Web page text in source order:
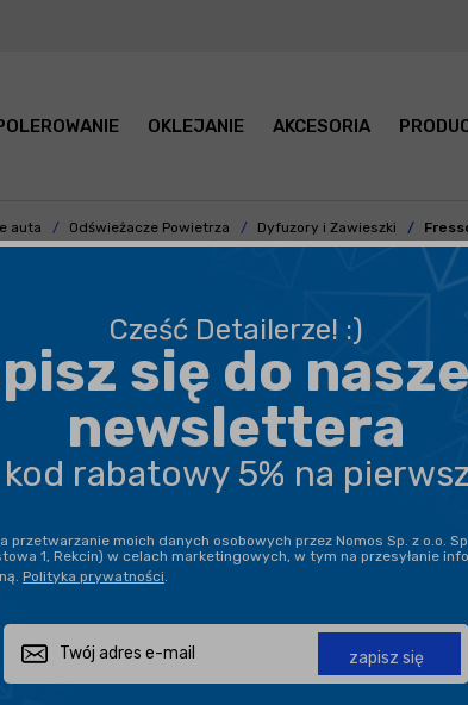
OKLEJANIE AKCESORIA
auta Odświeżacze Powietrza Dyfuzory i Zawieszki
BEZPIECZNA WYSYŁKA
DARMOWA DOSTAWA OD 199,90 ZŁ
PROFESJONALNE DORADZTWO
Zapytaj o produkt
Cześć Detailerze! :)
się do
newslettera
rabatowy 5% na
przetwarzanie moich danych osobowych przez Nomos Sp. z o.o.
1, Rekcin) w celach marketingowych, w tym na przesyłanie
Polityka prywatności
zapisz się